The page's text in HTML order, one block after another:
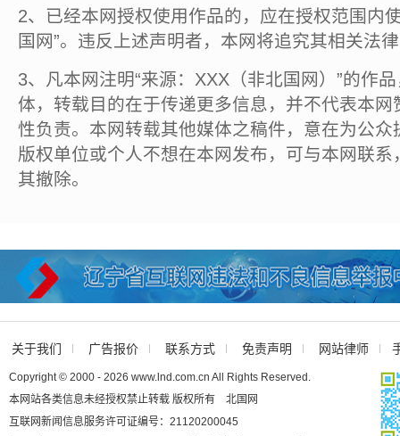
2、已经本网授权使用作品的，应在授权范围内
国网”。违反上述声明者，本网将追究其相关法
3、凡本网注明“来源：XXX（非北国网）”的作
体，转载目的在于传递更多信息，并不代表本
性负责。本网转载其他媒体之稿件，意在为公
版权单位或个人不想在本网发布，可与本网联
其撤除。
关于我们 广告报价 联系方式 免责声明 网站律师
Copyright © 2000 - 2026 www.lnd.com.cn All Rights Reserved.
本网站各类信息未经授权禁止转载 版权所有 北国网
互联网新闻信息服务许可证编号：21120200045